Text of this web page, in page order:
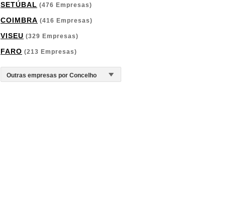
SETÚBAL (476 Empresas)
COIMBRA (416 Empresas)
VISEU (329 Empresas)
FARO (213 Empresas)